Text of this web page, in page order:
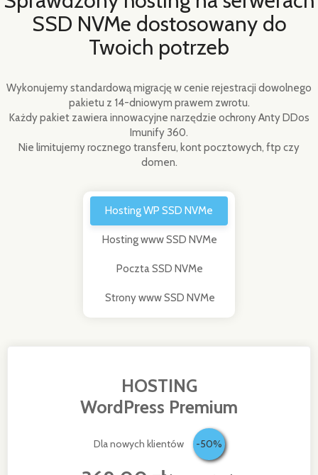
SSD NVMe dostosowany do
Twoich potrzeb
Wykonujemy standardową migrację w cenie rejestracji dowolnego
pakietu z 14-dniowym prawem zwrotu.
Każdy pakiet zawiera innowacyjne narzędzie ochrony Anty DDos
Imunify 360.
Nie limitujemy rocznego transferu, kont pocztowych, ftp czy
domen.
Hosting WP SSD NVMe
Hosting www SSD NVMe
Poczta SSD NVMe
Strony www SSD NVMe
HOSTING
WordPress Premium
Dla nowych klientów -50%